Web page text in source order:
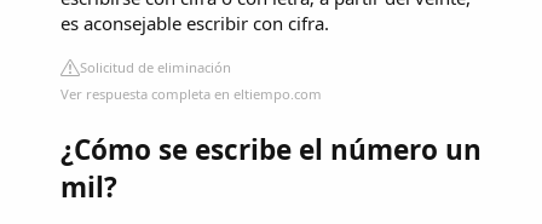
es aconsejable escribir con cifra.
Solicitud de eliminación
Ver respuesta completa en eltiempo.com
¿Cómo se escribe el número un
mil?